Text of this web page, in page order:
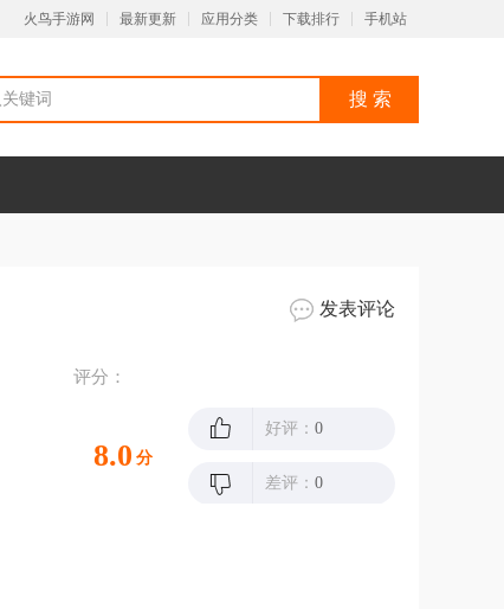
火鸟手游网 最新更新 应用分类 下载排行 手机站
发表评论
评分：
8.0 分
好评： 0
差评： 0